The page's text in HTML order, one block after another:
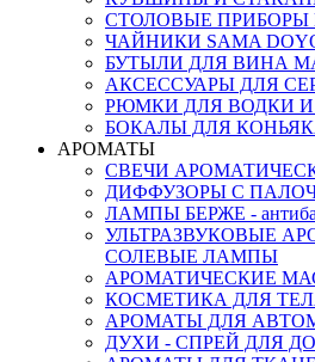
СТОЛОВЫЕ
ЧАЙНИКИ SAMA
БУТЫЛИ ДЛЯ ВИНА
АКСЕССУАРЫ ДЛЯ
РЮМКИ ДЛЯ ВОДКИ
БОКАЛЫ ДЛЯ
АРОМАТЫ
СВЕЧИ
ДИФФУЗОРЫ С
ЛАМПЫ БЕРЖЕ -
УЛЬТРАЗВУКОВЫЕ
СОЛЕВЫЕ ЛАМПЫ
АРОМАТИЧЕСКИЕ
КОСМЕТИКА ДЛЯ
АРОМАТЫ ДЛЯ
ДУХИ - СПРЕЙ ДЛЯ